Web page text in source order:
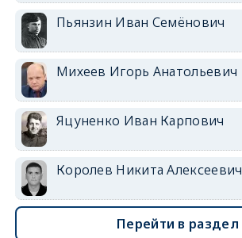
Пьянзин Иван Семёнович
Михеев Игорь Анатольевич
Яцуненко Иван Карпович
Королев Никита Алексеевич
Перейти в раздел